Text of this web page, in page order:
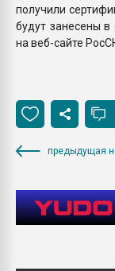
получили
будут занесены в
на веб-сайте
предыдущая